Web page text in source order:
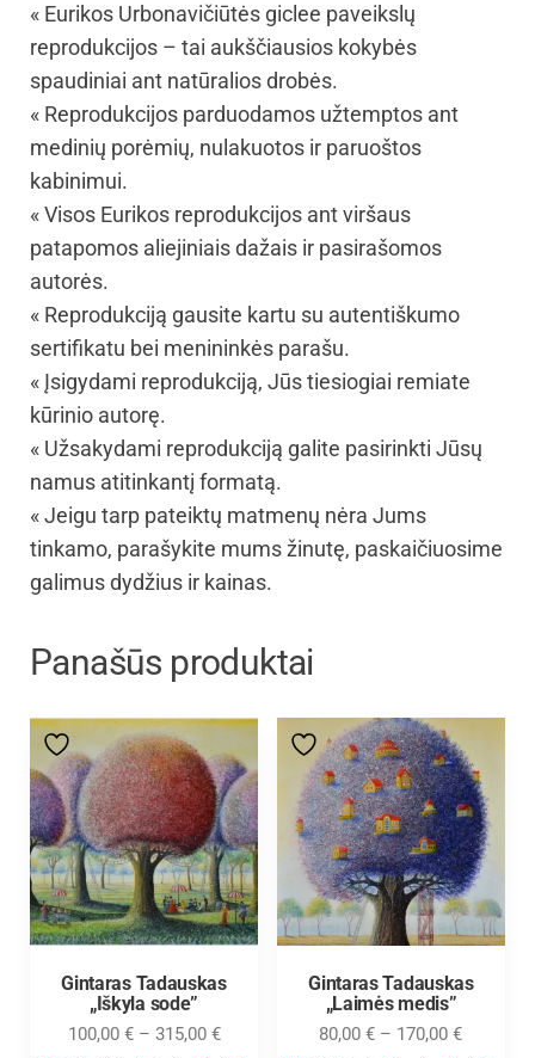
« Eurikos Urbonavičiūtės giclee paveikslų
reprodukcijos – tai aukščiausios kokybės
spaudiniai ant natūralios drobės.
« Reprodukcijos parduodamos užtemptos ant
medinių porėmių, nulakuotos ir paruoštos
kabinimui.
« Visos Eurikos reprodukcijos ant viršaus
patapomos aliejiniais dažais ir pasirašomos
autorės.
« Reprodukciją gausite kartu su autentiškumo
sertifikatu bei menininkės parašu.
« Įsigydami reprodukciją, Jūs tiesiogiai remiate
kūrinio autorę.
« Užsakydami reprodukciją galite pasirinkti Jūsų
namus atitinkantį formatą.
« Jeigu tarp pateiktų matmenų nėra Jums
tinkamo, parašykite mums žinutę, paskaičiuosime
galimus dydžius ir kainas.
Panašūs produktai
Gintaras Tadauskas
„Iškyla sode”
100,00 € – 315,00 €
Gintaras Tadauskas
„Laimės medis”
80,00€ – 170,00€